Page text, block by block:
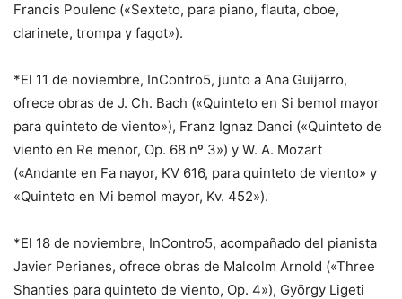
Francis Poulenc («Sexteto, para piano, flauta, oboe,
clarinete, trompa y fagot»).
*El 11 de noviembre, InContro5, junto a Ana Guijarro,
ofrece obras de J. Ch. Bach («Quinteto en Si bemol mayor
para quinteto de viento»), Franz Ignaz Danci («Quinteto de
viento en Re menor, Op. 68 nº 3») y W. A. Mozart
(«Andante en Fa nayor, KV 616, para quinteto de viento» y
«Quinteto en Mi bemol mayor, Kv. 452»).
*El 18 de noviembre, InContro5, acompañado del pianista
Javier Perianes, ofrece obras de Malcolm Arnold («Three
Shanties para quinteto de viento, Op. 4»), György Ligeti